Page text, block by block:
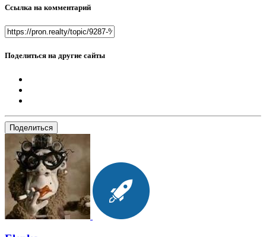
Ссылка на комментарий
Поделиться на другие сайты
Поделиться